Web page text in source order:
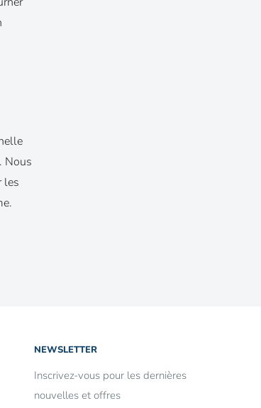
Nous
les
NEWSLETTER
Inscrivez-vous pour les dernières
nouvelles et offres